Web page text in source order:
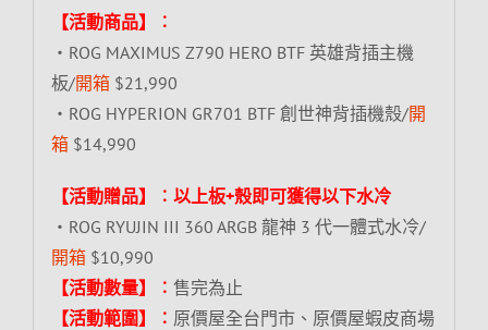
【活動商品】︰
‧ROG MAXIMUS Z790 HERO BTF 英雄背插主機
板/開箱$21,990
‧ROG HYPERION GR701 BTF 創世神背插機殼/開
箱$14,990
【活動贈品】︰以上板+殼即可獲得以下水冷
‧ROG RYUJIN III 360 ARGB 龍神 3 代一體式水冷/
開箱$10,990
【活動數量】︰ 售完為止
【活動範圍】︰ 原價屋全台門市、原價屋蝦皮商場